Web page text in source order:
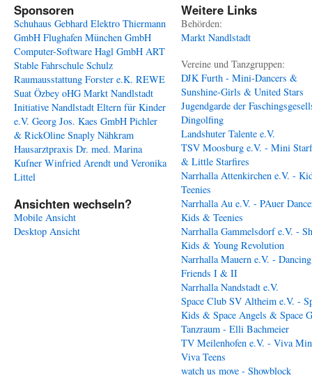
Sponsoren
Schuhaus Gebhard Elektro Thiermann
GmbH Flughafen München GmbH
Computer-Software Hagl GmbH ART
Stable Fahrschule Schulz
Raumausstattung Forster e.K. REWE
Suat Özbey oHG Markt Nandlstadt
Initiative Nandlstadt Eltern für Kinder
e.V. Georg Jos. Kaes GmbH Pichler
& RickOline Snaply Nähkram
Hausarztpraxis Dr. med. Marina
Kufner Winfried Arendt und Veronika
Littel
Ansichten wechseln?
Mobile Ansicht
Desktop Ansicht
Weitere Links
Behörden:
Markt Nandlstadt
Vereine und Tanzgruppen:
DJK Furth - Mini-Dancers &
Sunshine-Girls & United Stars
Jugendgarde der
Dingolfing
Landshuter Talente e.V.
TSV Moosburg e.V. - Mini
& Little Starfires
Narrhalla Attenkirchen e.V. -
Teenies
Narrhalla Au e.V. - PAuer
Kids & Teenies
Narrhalla Gammelsdorf e.V. -
Kids & Young Revolution
Narrhalla Mauern e.V. - Dancing
Friends I & II
Narrhalla Nandstadt e.V.
Space Club SV Altheim e.V. -
Kids & Space Angels & Space
Tanzraum - Elli Bachmeier
TV Meilenhofen e.V. - Viva
Viva Teens
watch us move - Showblock